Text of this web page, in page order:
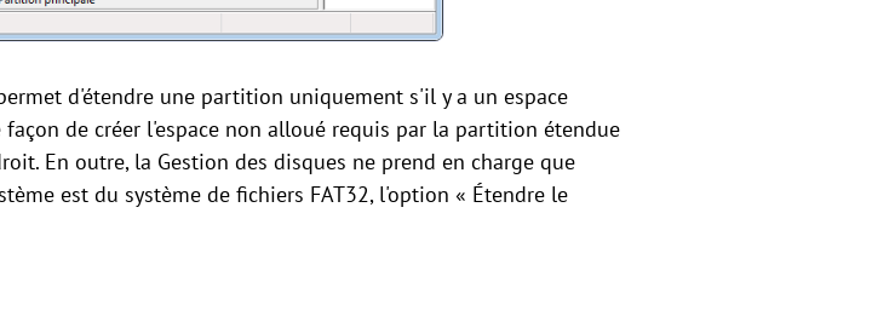
d'étendre une partition uniquement s'il y a un espace
de créer l'espace non alloué requis par la partition étendue
En outre, la Gestion des disques ne prend en charge que
est du système de fichiers FAT32, l'option « Étendre le